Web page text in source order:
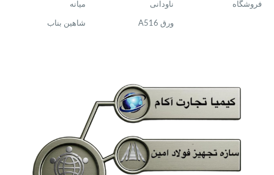
فروشگاه ناودانی
ورق A516
میانه
شاهین بناب